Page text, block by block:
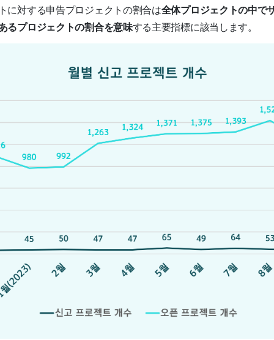
に対する申告プロジェクトの割合は全体プロジェクトの中で
るプロジェクトの割合を意味する主要指標に該当します。